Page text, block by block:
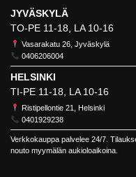
JYVÄSKYLÄ
TO-PE 11-18, LA 10-16
Vasarakatu 26, Jyväskylä
0406206004
HELSINKI
TI-PE 11-18, LA 10-16
Ristipellontie 21, Helsinki
0401929238
Verkkokauppa palvelee 24/7.
nouto myymälän aukioloaikoina.